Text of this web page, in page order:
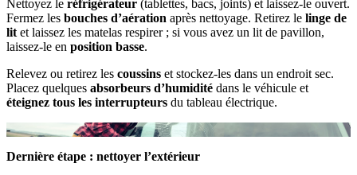
Nettoyez le réfrigérateur (tablettes, bacs, joints) et laissez‑le ouvert.
Fermez les bouches d’aération après nettoyage. Retirez le linge de
lit et laissez les matelas respirer ; si vous avez un lit de pavillon,
laissez‑le en position basse.
Relevez ou retirez les coussins et stockez‑les dans un endroit sec.
Placez quelques absorbeurs d’humidité dans le véhicule et
éteignez tous les interrupteurs du tableau électrique.
-
Dernière étape : nettoyer l’extérieur